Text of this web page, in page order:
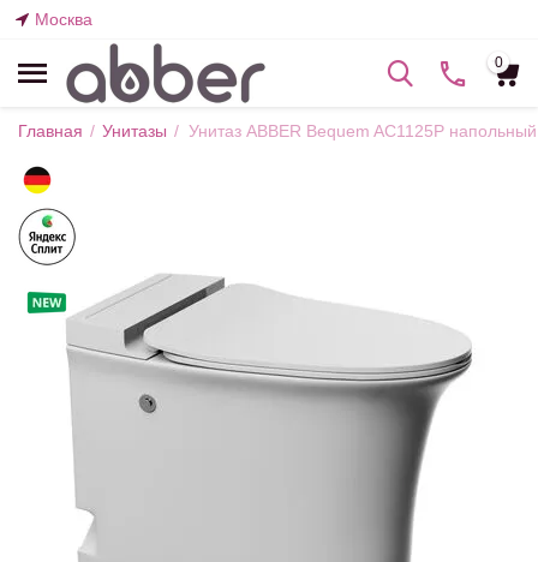
Москва
0
Главная / Унитазы / Унитаз ABBER Bequem AC1125P